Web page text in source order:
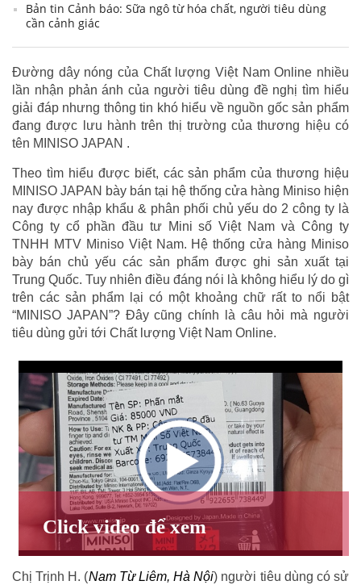
Bản tin Cảnh báo: Sữa ngô từ hóa chất, người tiêu dùng
cần cảnh giác
Đường dây nóng của Chất lượng Việt Nam Online nhiều
lần nhận phản ánh của người tiêu dùng đề nghị tìm hiểu
giải đáp nhưng thông tin khó hiểu về nguồn gốc sản phẩm
đang được lưu hành trên thị trường của thương hiệu có
tên MINISO JAPAN .
Theo tìm hiểu được biết, các sản phẩm của thương hiệu
MINISO JAPAN bày bán tại hệ thống cửa hàng Miniso hiện
nay được nhập khẩu & phân phối chủ yếu do 2 công ty là
Công ty cổ phần đầu tư Mini số Việt Nam và Công ty
TNHH MTV Miniso Việt Nam. Hệ thống cửa hàng Miniso
bày bán chủ yếu các sản phẩm được ghi sản xuất tại
Trung Quốc. Tuy nhiên điều đáng nói là không hiểu lý do gì
trên các sản phẩm lại có một khoảng chữ rất to nổi bật
“MINISO JAPAN”? Đây cũng chính là câu hỏi mà người
tiêu dùng gửi tới Chất lượng Việt Nam Online.
Chị Trịnh H. (Nam Từ Liêm, Hà Nội) người tiêu dùng có sử